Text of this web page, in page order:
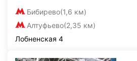
Бибирево(1,6 км)
Алтуфьево(2,35 км)
Лобненская 4